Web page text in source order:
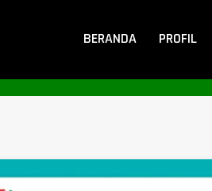
BERANDA PROFIL